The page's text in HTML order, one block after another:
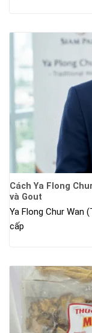
Cách Ya Flong
và Gout
Ya Flong Chur Wan
cấp